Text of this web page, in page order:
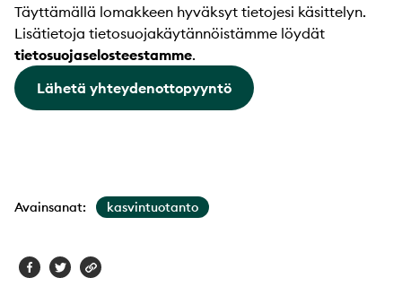
Täyttämällä lomakkeen hyväksyt tietojesi käsittelyn.
Lisätietoja tietosuojakäytännöistämme löydät
tietosuojaselosteestamme.
Lähetä yhteydenottopyyntö
Avainsanat: kasvintuotanto